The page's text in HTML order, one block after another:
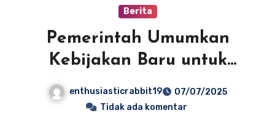
Berita
Pemerintah Umumkan
Kebijakan Baru untuk
Meningkatkan Ekonomi
Digital di Indonesia
enthusiasticrabbit19
07/07/2025
Tidak ada komentar